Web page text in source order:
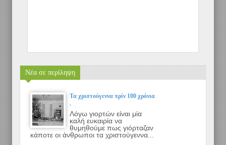
Νέα σε περίληψη
Τα χριστούγεννα πρίν 100 χρόνια
.
Λόγω γιορτών είναι μία
καλή ευκαιρία να
θυμηθούμε πως γιόρταζαν
κάποτε οι άνθρωποι τα χριστούγεννα...